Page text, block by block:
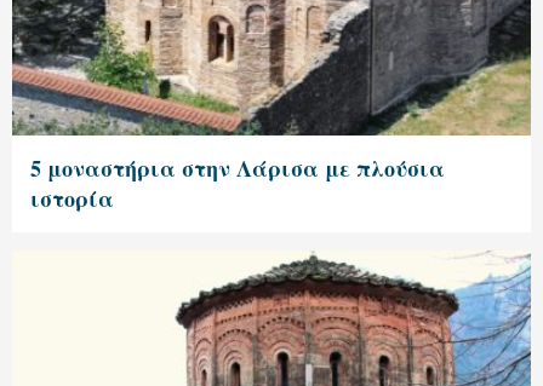
5 μοναστήρια στην Λάρισα με πλούσια
ιστορία